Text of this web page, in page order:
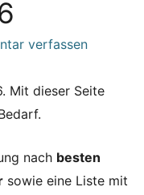
verfassen
Mit dieser Seite
nach besten
sowie eine Liste mit